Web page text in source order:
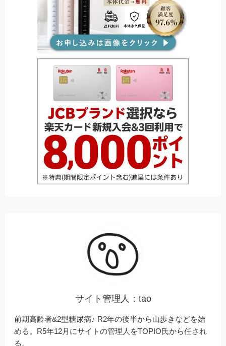
サイト管理人：tao
前期高齢者&2型糖尿病♪ R2年の後半から山歩きなどを始
める。R5年12月にサイトの管理人をTOPIO氏から任され
る。